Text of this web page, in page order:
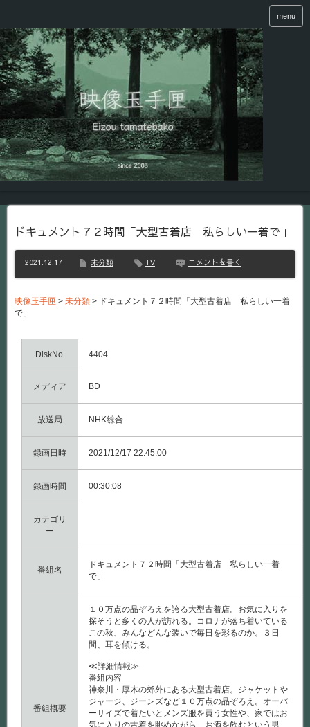
menu
ドキュメント７２時間「大型古着店 私らしい一着で」
2021.12.17 未分類 TV コメントを書く
映像玉手匣 > 未分類 > ドキュメント７２時間「大型古着店 私らしい一着
で」
DiskNo. 4404
メディア BD
放送局 NHK総合
録画日時 2021/12/17 22:45:00
録画時間 00:30:08
カテゴリ
ー
番組名
ドキュメント７２時間「大型古着店 私らしい一着
で」
番組概要
１０万点の品ぞろえを誇る大型古着店。お気に入りを
探そうと多くの人が訪れる。コロナが落ち着いている
この秋、みんなどんな装いで毎日を彩るのか。３日
間、耳を傾ける。
≪詳細情報≫
番組内容
神奈川・厚木の郊外にある大型古着店。ジャケットや
ジャージ、ジーンズなど１０万点の品ぞろえ。オーバ
ーサイズで着たいとメンズ服を買う女性や、家ではお
気に入りの古着を眺めながら、お酒を飲むという男